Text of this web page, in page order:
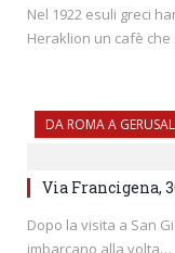
Nel 1922 esuli greci
Heraklion un cafè
DA ROMA A
Via Francigena,
Dopo la visita a San
imbarcano alla volta…